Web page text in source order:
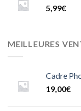
5,99€
MEILLEURES
Cadre
19,00€